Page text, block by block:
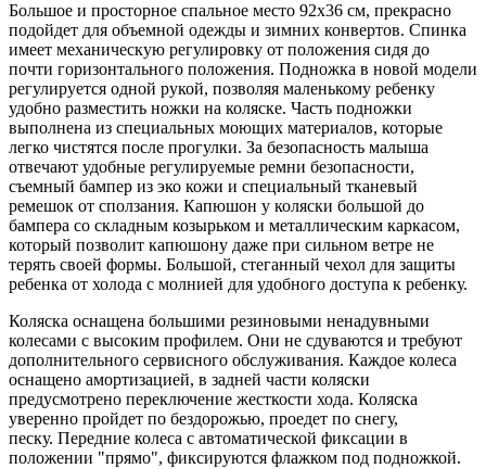
Большое и просторное спальное место 92х36 см, прекрасно
подойдет для объемной одежды и зимних конвертов. Спинка
имеет механическую регулировку от положения сидя до
почти горизонтального положения. Подножка в новой модели
регулируется одной рукой, позволяя маленькому ребенку
удобно разместить ножки на коляске. Часть подножки
выполнена из специальных моющих материалов, которые
легко чистятся после прогулки. За безопасность малыша
отвечают удобные регулируемые ремни безопасности,
съемный бампер из эко кожи и специальный тканевый
ремешок от сползания. Капюшон у коляски большой до
бампера со складным козырьком и металлическим каркасом,
который позволит капюшону даже при сильном ветре не
терять своей формы. Большой, стеганный чехол для защиты
ребенка от холода с молнией для удобного доступа к ребенку.
Коляска оснащена большими резиновыми ненадувными
колесами с высоким профилем. Они не сдуваются и требуют
дополнительного сервисного обслуживания. Каждое колеса
оснащено амортизацией, в задней части коляски
предусмотрено переключение жесткости хода. Коляска
уверенно пройдет по бездорожью, проедет по снегу,
песку. Передние колеса с автоматической фиксации в
положении "прямо", фиксируются флажком под подножкой.